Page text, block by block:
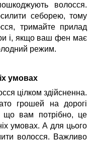
волосся.
себорею, тому
тримайте прилад
і, якщо ваш фен має
режим.
умовах
цілком здійсненна.
грошей на дорогі
що вам потрібно, це
умовах. А для цього
волосся. Важливо